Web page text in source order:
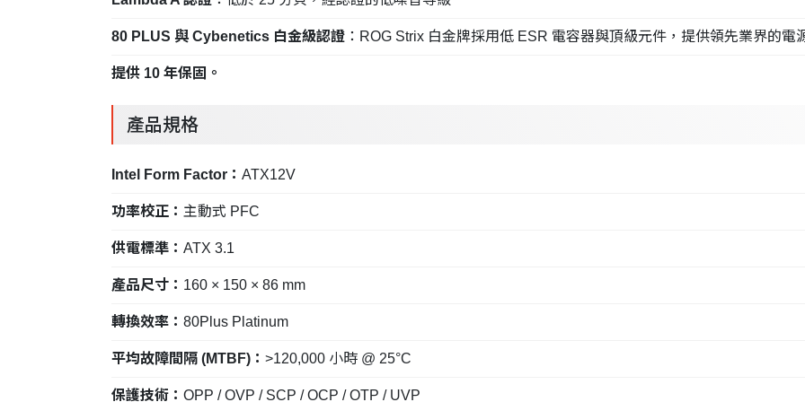
80 PLUS 與 Cybenetics 白金級認證 ：ROG Strix 白金牌採用低 ESR 電容器與頂級元件，提供領先業界的電
提供 10 年保固。
產品規格
Intel Form Factor： ATX12V
功率校正： 主動式 PFC
供電標準： ATX 3.1
產品尺寸： 160 × 150 × 86 mm
轉換效率： 80Plus Platinum
平均故障間隔 (MTBF)： >120,000 小時 @ 25°C
保護技術： OPP / OVP / SCP / OCP / OTP / UVP